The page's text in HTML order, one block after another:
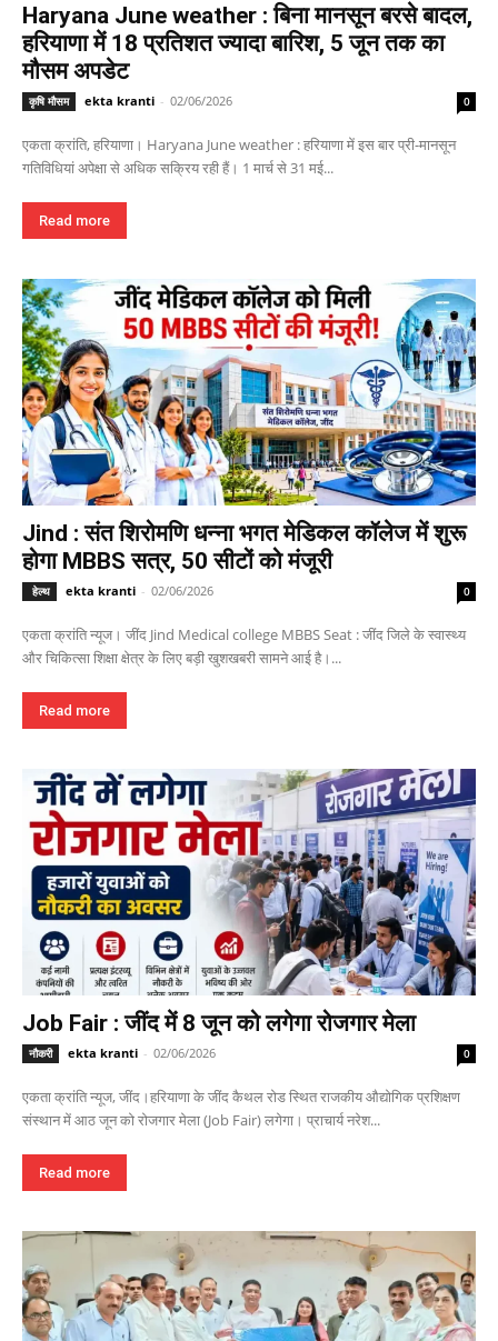
Haryana June weather : बिना मानसून बरसे बादल,
हरियाणा में 18 प्रतिशत ज्यादा बारिश, 5 जून तक का
मौसम अपडेट
कृषि मौसम ekta kranti - 02/06/2026 0
एकता क्रांति, हरियाणा। Haryana June weather : हरियाणा में इस बार प्री-मानसून
गतिविधियां अपेक्षा से अधिक सक्रिय रही हैं। 1 मार्च से 31 मई...
Read more
Jind : संत शिरोमणि धन्ना भगत मेडिकल कॉलेज में शुरू
होगा MBBS सत्र, 50 सीटों को मंजूरी
हेल्थ ekta kranti - 02/06/2026 0
एकता क्रांति न्यूज। जींद Jind Medical college MBBS Seat : जींद जिले के स्वास्थ्य
और चिकित्सा शिक्षा क्षेत्र के लिए बड़ी खुशखबरी सामने आई है।...
Read more
Job Fair : जींद में 8 जून को लगेगा रोजगार मेला
नौकरी ekta kranti - 02/06/2026 0
एकता क्रांति न्यूज, जींद।हरियाणा के जींद कैथल रोड स्थित राजकीय औद्योगिक प्रशिक्षण
संस्थान में आठ जून को रोजगार मेला (Job Fair) लगेगा। प्राचार्य नरेश...
Read more